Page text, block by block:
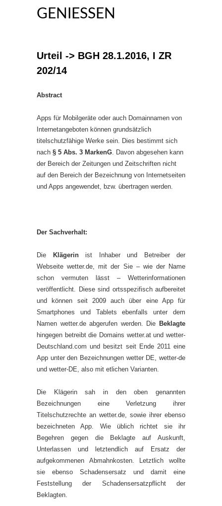
GENIESSEN
Urteil -> BGH 28.1.2016, I ZR
202/14
Abstract
Apps für Mobilgeräte oder auch Domainnamen von
Internetangeboten können grundsätzlich
titelschutzfähige Werke sein. Dies bestimmt sich
nach § 5 Abs. 3 MarkenG. Davon abgesehen kann
der Bereich der Zeitungen und Zeitschriften nicht
auf den Bereich der Bezeichnung von Internetseiten
und Apps angewendet, bzw. übertragen werden.
Der Sachverhalt:
Die Klägerinist Inhaber und Betreiber der
Webseite wetter.de, mit der Sie – wie der Name
schon vermuten lässt – Wetterinformationen
veröffentlicht. Diese sind ortsspezifisch aufbereitet
und können seit 2009 auch über eine App für
Smartphones und Tablets ebenfalls unter dem
Namen wetter.de abgerufen werden. Die Beklagte
hingegen betreibt die Domains wetter.at und wetter-
Deutschland.com und besitzt seit Ende 2011 eine
App unter den Bezeichnungen wetter DE, wetter-de
und wetter-DE, also mit etlichen Varianten.
Die Klägerin sah in den oben genannten
Bezeichnungen eine Verletzung ihrer
Titelschutzrechte an wetter.de, sowie ihrer ebenso
bezeichneten App. Wie üblich richtet sie ihr
Begehren gegen die Beklagte auf Auskunft,
Unterlassen und letztendlich auf Ersatz der
aufgekommenen Abmahnkosten. Letztlich wollte
sie ebenso Schadensersatz und damit eine
Feststellung der Schadensersatzpflicht der
Beklagten.